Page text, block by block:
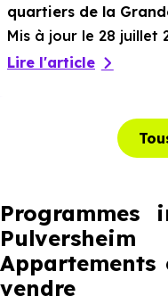
quartiers de la
Mis à jour le 28 juillet
Lire l'article
Programmes
Appartements
vendre